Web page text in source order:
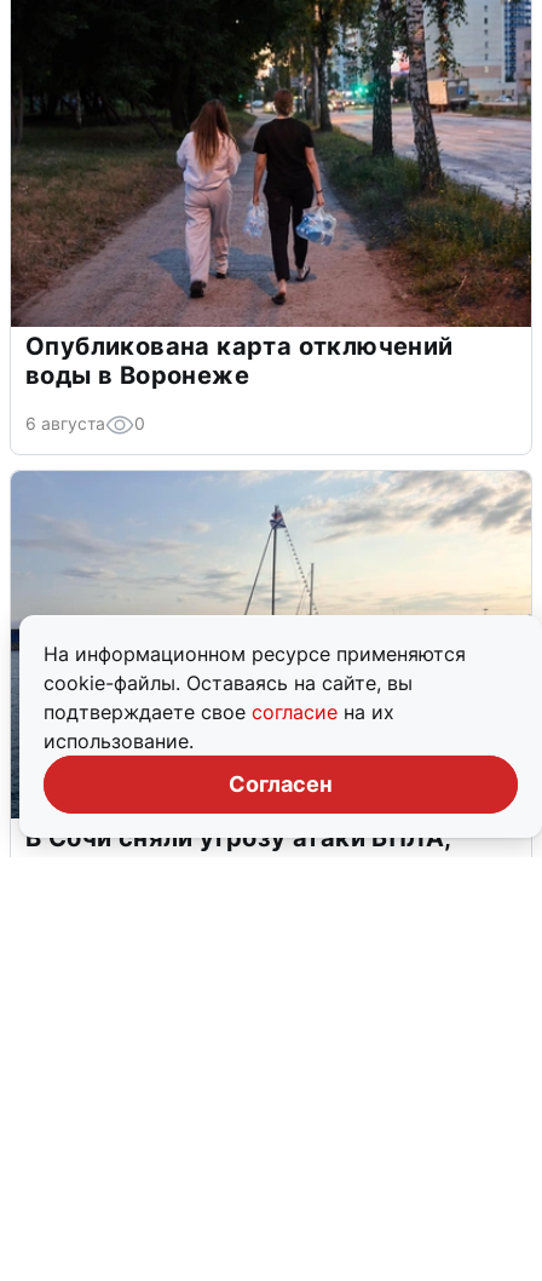
На информационном ресурсе применяются
cookie-файлы. Оставаясь на сайте, вы
подтверждаете свое согласие на их
использование.
Согласен
Опубликована карта отключений
воды в Воронеже
6 августа 0
В Сочи сняли угрозу атаки БПЛА,